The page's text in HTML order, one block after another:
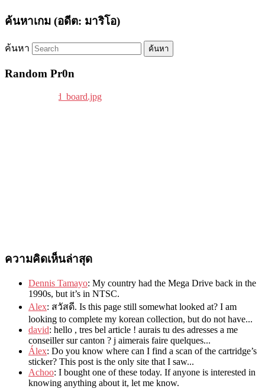
ค้นหาเกม (อดีต: มาริโอ)
ค้นหา
Random Pr0n
ความคิดเห็นล่าสุด
Dennis Tamayo: My country had the Mega Drive back in the
1990s, but it’s in NTSC.
Alex: สวัสดี. Is this page still somewhat looked at? I am
looking to complete my korean collection, but do not have...
david: hello , tres bel article ! aurais tu des adresses a me
conseiller sur canton ? j aimerais faire quelques...
Álex: Do you know where can I find a scan of the cartridge’s
sticker? This post is the only site that I saw...
Achoo: I bought one of these today. If anyone is interested in
knowing anything about it, let me know.